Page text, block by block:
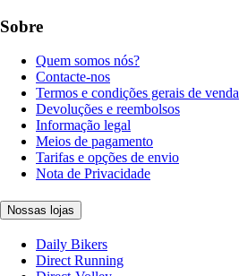
Sobre
Quem somos nós?
Contacte-nos
Termos e condições gerais de venda
Devoluções e reembolsos
Informação legal
Meios de pagamento
Tarifas e opções de envio
Nota de Privacidade
Nossas lojas
Daily Bikers
Direct Running